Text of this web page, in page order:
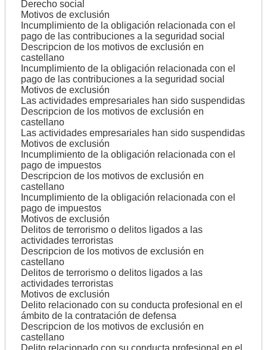
Derecho social
Motivos de exclusión
Incumplimiento de la obligación relacionada con el
pago de las contribuciones a la seguridad social
Descripcion de los motivos de exclusión en
castellano
Incumplimiento de la obligación relacionada con el
pago de las contribuciones a la seguridad social
Motivos de exclusión
Las actividades empresariales han sido suspendidas
Descripcion de los motivos de exclusión en
castellano
Las actividades empresariales han sido suspendidas
Motivos de exclusión
Incumplimiento de la obligación relacionada con el
pago de impuestos
Descripcion de los motivos de exclusión en
castellano
Incumplimiento de la obligación relacionada con el
pago de impuestos
Motivos de exclusión
Delitos de terrorismo o delitos ligados a las
actividades terroristas
Descripcion de los motivos de exclusión en
castellano
Delitos de terrorismo o delitos ligados a las
actividades terroristas
Motivos de exclusión
Delito relacionado con su conducta profesional en el
ámbito de la contratación de defensa
Descripcion de los motivos de exclusión en
castellano
Delito relacionado con su conducta profesional en el